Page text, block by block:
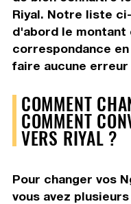
Riyal. Notre liste
d'abord le montant
correspondance
faire aucune erreur
COMMENT
COMMENT
VERS RIYAL ?
Pour changer vos
vous avez